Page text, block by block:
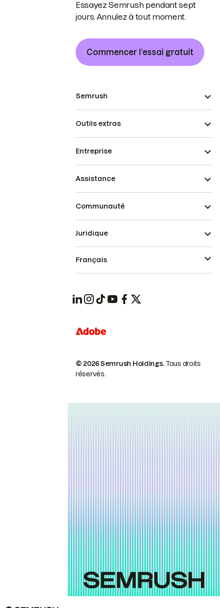
Essayez Semrush pendant sept
jours. Annulez à tout moment.
Commencer l’essai gratuit
Semrush
Outils extras
Entreprise
Assistance
Communauté
© 2026 Semrush Holdings.Tous droits
réservés.
Juridique
Français